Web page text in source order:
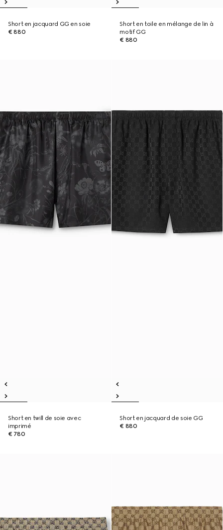
Short en jacquard GG en soie
€ 880
Short en toile en mélange de lin à
motif GG
€ 880
Short en twill de soie avec
imprimé
€ 780
Short en jacquard de soie GG
€ 880